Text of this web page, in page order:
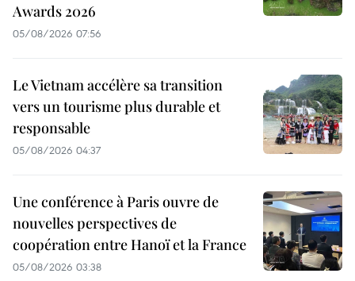
Awards 2026
05/08/2026 07:56
Le Vietnam accélère sa transition
vers un tourisme plus durable et
responsable
05/08/2026 04:37
Une conférence à Paris ouvre de
nouvelles perspectives de
coopération entre Hanoï et la France
05/08/2026 03:38